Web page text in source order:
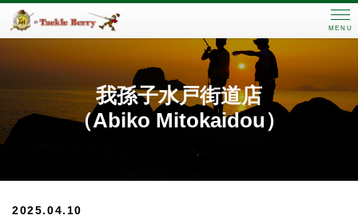
MENU
我孫子水戸街道店
（Abiko Mitokaidou）
2025.04.10